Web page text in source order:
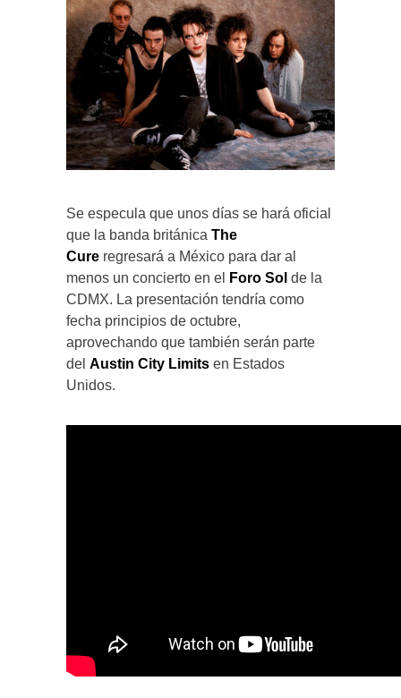
Se especula que unos días se hará oficial
que la banda británica The
Cure regresará a México para dar al
menos un concierto en el
Foro Sol de la
CDMX. La presentación tendría como
fecha principios de octubre,
aprovechando que también serán parte
del Austin City Limits en Estados
Unidos.